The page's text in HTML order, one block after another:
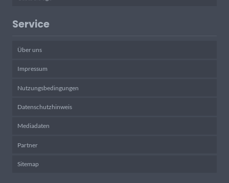
Service
Über uns
Impressum
Nutzungsbedingungen
Datenschutzhinweis
Mediadaten
Partner
Sitemap